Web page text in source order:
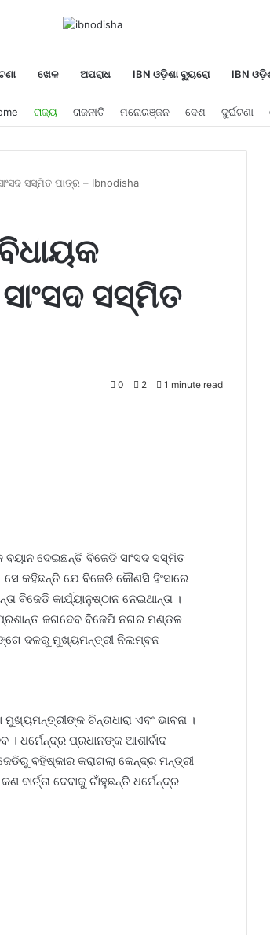
ଖେଳ ଅପରାଧ IBN ଓଡ଼ିଶା ବ୍ୟୁରୋ IBN
ରାଜ୍ୟ ରାଜନୀତି ମନୋରଞ୍ଜନ ଦେଶ ଦୁର୍ଘଟଣା
ସସ୍ମିତ ପାତ୍ର – Ibnodisha
ସସ୍ମିତ
0 2 1 minute read
ଦେଇଛନ୍ତି ବିଜେଡି ସାଂସଦ ସସ୍ମିତ
କହିଛନ୍ତି ଯେ ବିଜେଡି କୌଣସି ହିଂସାରେ
ବିଜେଡି କାର୍ଯ୍ୟାନୁଷ୍ଠାନ ନେଇଥାନ୍ତା ।
ପ୍ରଶାନ୍ତ ଜଗଦେବ ବିଜେପି ନଗର ମଣ୍ଡଳ
ଦଳରୁ ମୁଖ୍ୟମନ୍ତ୍ରୀ ନିଲମ୍ବନ
ଚିନ୍ତାଧାରା ଏବଂ ଭାବନା ।
ଧର୍ମେନ୍ଦ୍ର ପ୍ରଧାନଙ୍କ ଆଶୀର୍ବାଦ
ବହିଷ୍କାର କରାଗଲା କେନ୍ଦ୍ର ମନ୍ତ୍ରୀ
ଦେବାକୁ ଚାଁହୁଛନ୍ତି ଧର୍ମେନ୍ଦ୍ର